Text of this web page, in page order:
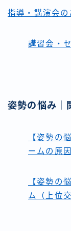
指導・講演会の
講習会・
姿勢の悩み｜
【姿勢の
ームの原
【姿勢の
ム（上位